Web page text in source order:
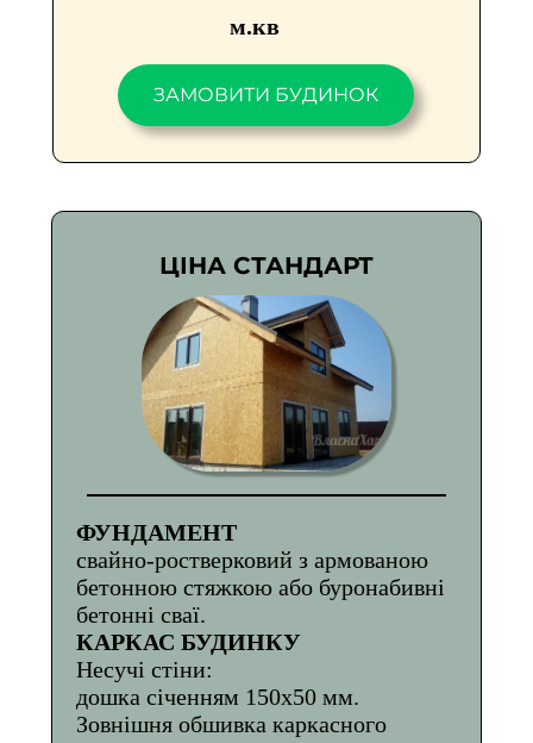
м.кв
ЗАМОВИТИ БУДИНОК
ЦІНА СТАНДАРТ
ФУНДАМЕНТ
свайно-ростверковий з армованою
бетонною стяжкою або буронабивні
бетонні сваї.
КАРКАС БУДИНКУ
Несучі стіни:
дошка січенням 150х50 мм.
Зовнішня обшивка каркасного